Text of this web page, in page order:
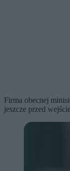
Firma obecnej
jeszcze przed